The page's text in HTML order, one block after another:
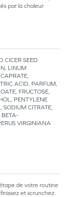
par la chaleur.
CICER SEED
LINUM
ACID, PARFUM,
FRUCTOSE,
PENTYLENE
SODIUM CITRATE,
BETA-
VIRGINIANA
de votre routine
et scrunchez.